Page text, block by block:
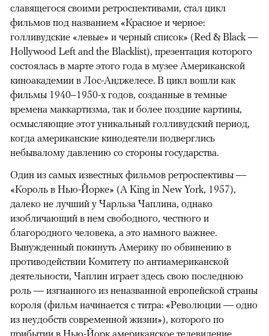
славящегося своими ретроспективами, стал цикл
фильмов под названием «Красное и черное:
голливудские «левые» и черный список» (Red & Black —
Hollywood Left and the Blacklist), презентация которого
состоялась в марте этого года в музее Американской
киноакадемии в Лос-Анджелесе. В цикл вошли как
фильмы 1940–1950-х годов, созданные в темные
времена маккартизма, так и более поздние картины,
осмысляющие этот уникальный голливудский период,
когда американские кинодеятели подверглись
небывалому давлению со стороны государства.
Один из самых известных фильмов ретроспективы —
«Король в Нью-Йорке» (A King in New York, 1957),
далеко не лучший у Чарльза Чаплина, однако
изобличающий в нем свободного, честного и
благородного человека, а это намного важнее.
Вынужденный покинуть Америку по обвинению в
противодействии Комитету по антиамериканской
деятельности, Чаплин играет здесь свою последнюю
роль — изгнанного из неназванной европейской страны
короля (фильм начинается с титра: «Революции — одно
из неудобств современной жизни»), которого по
прибытии в Нью-Йорк американское телевидение